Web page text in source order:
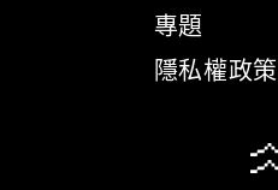
專題
隱私權政策